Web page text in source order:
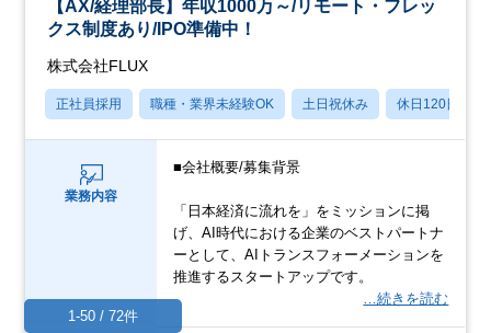
【AX/経理部長】年収1000万～/リモート・フレッ
クス制度あり/IPO準備中！
株式会社FLUX
正社員採用 職種・業界未経験OK 土日祝休み 休日120日以上
業務内容
■会社概要/募集背景
「日本経済に流れを」をミッションに掲
げ、AI時代における企業のベストパートナ
ーとして、AIトランスフォーメーションを
推進するスタートアップです。
…続きを読む
1-50 / 72件